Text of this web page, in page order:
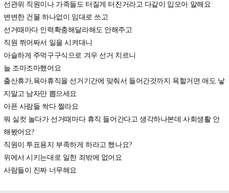
선관위 직원이나 가족들도 터질게 터진거라고 다같이 입모아 말해요
변변한 건물 하나없이 임대로 쓰고
선거때마다 인력확충해달라해도 안해주고
직원 쮜어짜서 일을 시켜대니
아슬하게 주먹구구식으로 겨우 선거 치르니
늘 조마조마했어요
출산휴가,육아휴직을 선거기간에 맞춰서 들어간것까지 욕할거면 애도 낳
지말고 남자만 뽑으세요
아픈 사람들 싹다 짤라요
뭐 실컷 놀다가 선거때마다 휴직 들어간다고 생각하나본데 사회생활 안
해봤어요?
직원이 투표용지 부족하게 하라고 했나요?
위에서 시키는대로 일한 죄밖에 없어요
사람들이 진짜 너무해요